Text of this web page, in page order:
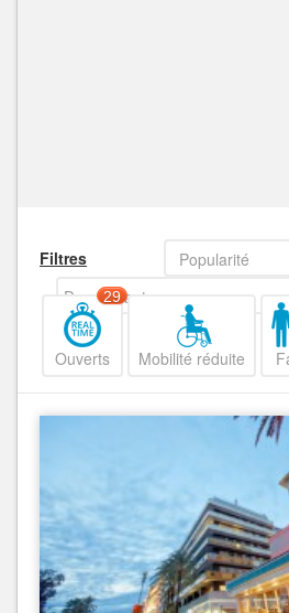
Filtres
Popularité
Decroissant
Ouverts
29
Mobilité réduite